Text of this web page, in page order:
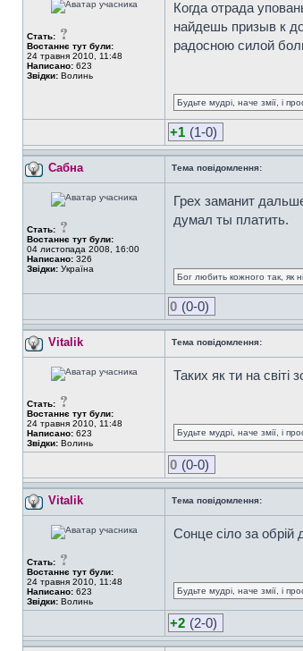
Стать:
Востаннє тут були:
24 травня 2010, 11:48
Написано: 623
Звідки: Волинь
Когда отрада
найдешь призыв к
радосною силой
Будьте мудрі, наче змії, і
+1 (1-0)
Сабна Тема повідомлення:
Стать:
Востаннє тут були:
04 листопада 2008, 16:00
Написано: 326
Звідки: Україна
Грех заманит
думал ты платить.
Бог любить кожного так, як
0 (0-0)
Vitalik Тема повідомлення:
Стать:
Востаннє тут були:
24 травня 2010, 11:48
Написано: 623
Звідки: Волинь
Таких як ти на
Будьте мудрі, наче змії, і
0 (0-0)
Vitalik Тема повідомлення:
Стать:
Востаннє тут були:
24 травня 2010, 11:48
Написано: 623
Звідки: Волинь
Сонце сіло за обрій
Будьте мудрі, наче змії, і
+2 (2-0)